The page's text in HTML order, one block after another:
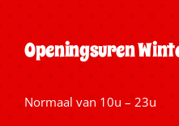
Openingsuren
Normaal van 10u – 23u